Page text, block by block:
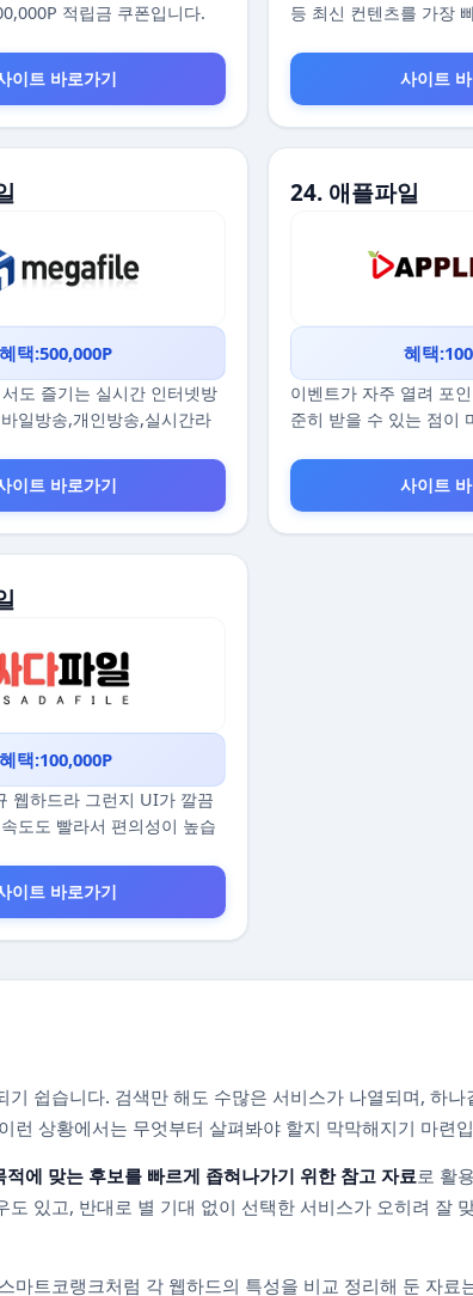
적립금 쿠폰입니다.
이트 바로가기
등 최신 컨텐츠를 가장
사이트
혜택:500,000P
도 즐기는 실시간 인터넷방
일방송,개인방송,실시간라
이트 바로가기
24. 애플파일
혜택
이벤트가 자주 열려 포
준히 받을 수 있는 점이
사이트
혜택:100,000P
웹하드라 그런지 UI가 깔끔
도도 빨라서 편의성이 높습
이트 바로가기
쉽습니다. 검색만 해도 수많은 서비스가 나열되며, 하나
런 상황에서는 무엇부터 살펴봐야 할지 막막해지기 마련
적에 맞는 후보를 빠르게 좁혀나가기 위한 참고 자료로 활
있고, 반대로 별 기대 없이 선택한 서비스가 오히려 잘
트코랭크처럼 각 웹하드의 특성을 비교 정리해 둔 자료